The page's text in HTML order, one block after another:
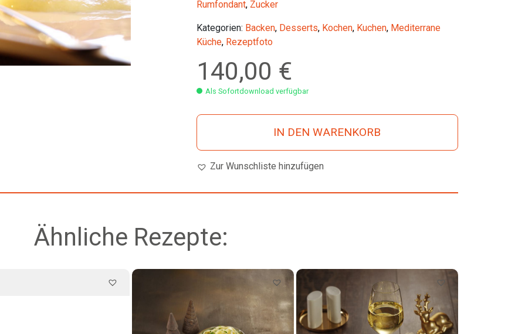
Rumfondant, Zucker
Kategorien: Backen, Desserts, Kochen, Kuchen, Mediterrane
Küche, Rezeptfoto
140,00 €
Als Sofortdownload verfügbar
IN DEN WARENKORB
Zur Wunschliste hinzufügen
Ähnliche Rezepte: